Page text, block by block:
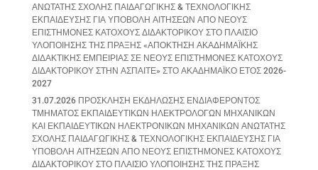
ΑΝΩΤΑΤΗΣ ΣΧΟΛΗΣ ΠΑΙΔΑΓΩΓΙΚΗΣ & ΤΕΧΝΟΛΟΓΙΚΗΣ
ΕΚΠΑΙΔΕΥΣΗΣ ΓΙΑ ΥΠΟΒΟΛΗ ΑΙΤΗΣΕΩΝ ΑΠΟ ΝΕΟΥΣ
ΕΠΙΣΤΗΜΟΝΕΣ ΚΑΤΟΧΟΥΣ ΔΙΔΑΚΤΟΡΙΚΟΥ ΣΤΟ ΠΛΑΙΣΙΟ
ΥΛΟΠΟΙΗΣΗΣ ΤΗΣ ΠΡΑΞΗΣ «ΑΠΟΚΤΗΣΗ ΑΚΑΔΗΜΑΪΚΗΣ
ΔΙΔΑΚΤΙΚΗΣ ΕΜΠΕΙΡΙΑΣ ΣΕ ΝΕΟΥΣ ΕΠΙΣΤΗΜΟΝΕΣ ΚΑΤΟΧΟΥΣ
ΔΙΔΑΚΤΟΡΙΚΟΥ ΣΤΗΝ ΑΣΠΑΙΤΕ» ΣΤΟ ΑΚΑΔΗΜΑΪΚΟ ΕΤΟΣ 2026-
2027
31.07.2026 ΠΡΟΣΚΛΗΣΗ ΕΚΔΗΛΩΣΗΣ ΕΝΔΙΑΦΕΡΟΝΤΟΣ
ΤΜΗΜΑΤΟΣ ΕΚΠΑΙΔΕΥΤΙΚΩΝ ΗΛΕΚΤΡΟΛΟΓΩΝ ΜΗΧΑΝΙΚΩΝ
ΚΑΙ ΕΚΠΑΙΔΕΥΤΙΚΩΝ ΗΛΕΚΤΡΟΝΙΚΩΝ ΜΗΧΑΝΙΚΩΝ ΑΝΩΤΑΤΗΣ
ΣΧΟΛΗΣ ΠΑΙΔΑΓΩΓΙΚΗΣ & ΤΕΧΝΟΛΟΓΙΚΗΣ ΕΚΠΑΙΔΕΥΣΗΣ ΓΙΑ
ΥΠΟΒΟΛΗ ΑΙΤΗΣΕΩΝ ΑΠΟ ΝΕΟΥΣ ΕΠΙΣΤΗΜΟΝΕΣ ΚΑΤΟΧΟΥΣ
ΔΙΔΑΚΤΟΡΙΚΟΥ ΣΤΟ ΠΛΑΙΣΙΟ ΥΛΟΠΟΙΗΣΗΣ ΤΗΣ ΠΡΑΞΗΣ